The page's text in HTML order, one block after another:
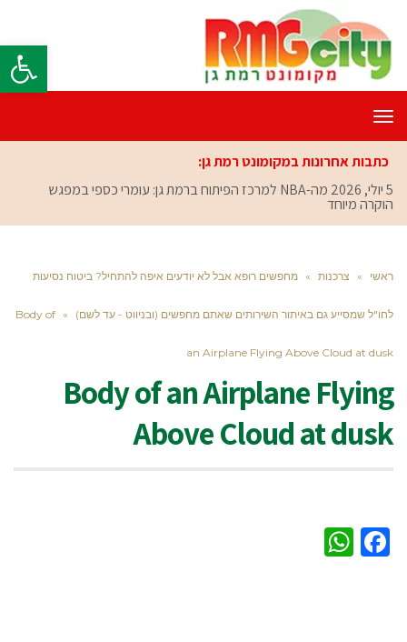
פתח
תפריט
כתבות אחרונות במקומונט רמת גן:
5 יולי, 2026
מה-NBA למרכז הפיתוח ברמת גן: עומרי כספי במפגש
הוקרה מיוחד
ראשי » צרכנות » מחפשים רופא אבל לא יודעים איפה להתחיל? ביטוח נסיעות
לחו"ל שמסייע גם באיתור השירותים שאתם מחפשים (ובניווט - עד לשם) »
Body of
an Airplane Flying Above Cloud at dusk
Body of an Airplane Flying
Above Cloud at dusk
Facebook